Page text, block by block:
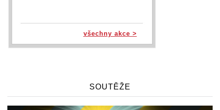
všechny akce >
SOUTĚŽE